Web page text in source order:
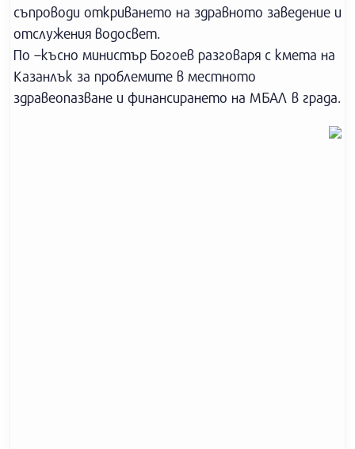
съпроводи откриването на здравното заведение и
отслужения водосвет.
По –късно министър Богоев разговаря с кмета на
Казанлък за проблемите в местното
здравеопазване и финансирането на МБАЛ в града.